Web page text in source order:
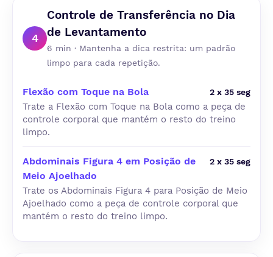
4
Controle de Transferência no Dia
de Levantamento
6 min · Mantenha a dica restrita: um padrão
limpo para cada repetição.
Flexão com Toque na Bola 2 x 35 seg
Trate a Flexão com Toque na Bola como a peça de
controle corporal que mantém o resto do treino
limpo.
Abdominais Figura 4 em Posição de
Meio Ajoelhado
2 x 35 seg
Trate os Abdominais Figura 4 para Posição de Meio
Ajoelhado como a peça de controle corporal que
mantém o resto do treino limpo.